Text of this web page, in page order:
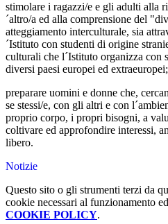
stimolare i ragazzi/e e gli adulti alla
´altro/a ed alla comprensione del
atteggiamento interculturale, sia
´Istituto con studenti di origine
culturali che l´Istituto organizza con
diversi paesi europei ed extraeuropei;
preparare uomini e donne che,
se stessi/e, con gli altri e con
proprio corpo, i propri bisogni, a
coltivare ed approfondire interessi,
libero.
Notizie
Questo sito o gli strumenti terzi da
cookie necessari al funzionamento
COOKIE POLICY.